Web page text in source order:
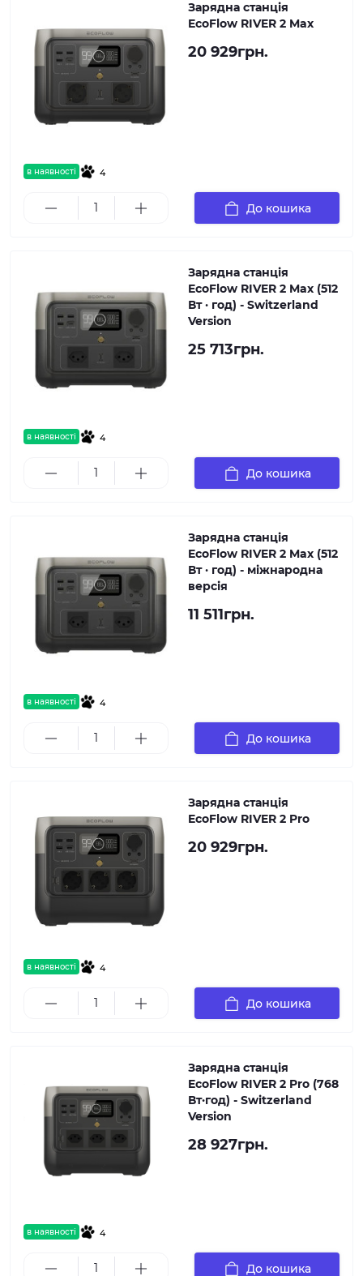
в наявності 4
Зарядна станція
EcoFlow RIVER 2 Max
20 929грн.
До кошика
в наявності 4
Зарядна станція
EcoFlow RIVER 2 Max (512
Вт · год) - Switzerland
Version
25 713грн.
До кошика
в наявності 4
Зарядна станція
EcoFlow RIVER 2 Max (512
Вт · год) - міжнародна
версія
11 511грн.
До кошика
в наявності 4
Зарядна станція
EcoFlow RIVER 2 Pro
20 929грн.
До кошика
в наявності 4
Зарядна станція
EcoFlow RIVER 2 Pro (768
Вт·год) - Switzerland
Version
28 927грн.
До кошика